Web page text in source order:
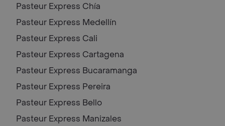
Pasteur Express Chía
Pasteur Express Medellín
Pasteur Express Cali
Pasteur Express Cartagena
Pasteur Express Bucaramanga
Pasteur Express Pereira
Pasteur Express Bello
Pasteur Express Manizales